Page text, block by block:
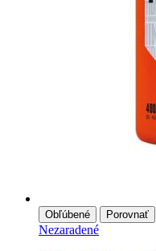
Obľúbené Porovnať
Nezaradené